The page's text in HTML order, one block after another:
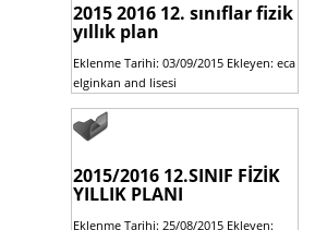
2015 2016 12. sınıflar fizik
yıllık plan
Eklenme Tarihi: 03/09/2015 Ekleyen: eca
elginkan and lisesi
2015/2016 12.SINIF FİZİK
YILLIK PLANI
Eklenme Tarihi: 25/08/2015 Ekleyen: